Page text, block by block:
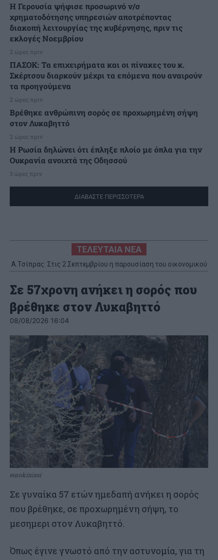
Η Γερουσία ψήφισε προσωρινό ν/σ
χρηματοδότησης υπηρεσιών αποτρέποντας
διακοπή λειτουργίας της κυβέρνησης, πριν τις
εκλογές Νοεμβρίου
2 ώρες πριν
ΠΑΣΟΚ: Τα επιχειρήματα και οι πίνακες του κ.
Σκέρτσου διαρκούν μέχρι τα επόμενα που αναιρούν
τα προηγούμενα
2 ώρες πριν
Βρέθηκε ανθρώπινη σορός σε προχωρημένη σήψη
στον Λυκαβηττό
2 ώρες πριν
Η Ρωσία δηλώνει ότι έπληξε πλοίο με όπλα για την
Ουκρανία ανοιχτά της Οδησσού
3 ώρες πριν
ΔΙΑΒΑΣΤΕ ΠΕΡΙΣΣΟΤΕΡΑ